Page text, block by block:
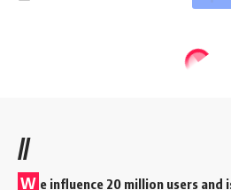
//
W e influence 20 million users and